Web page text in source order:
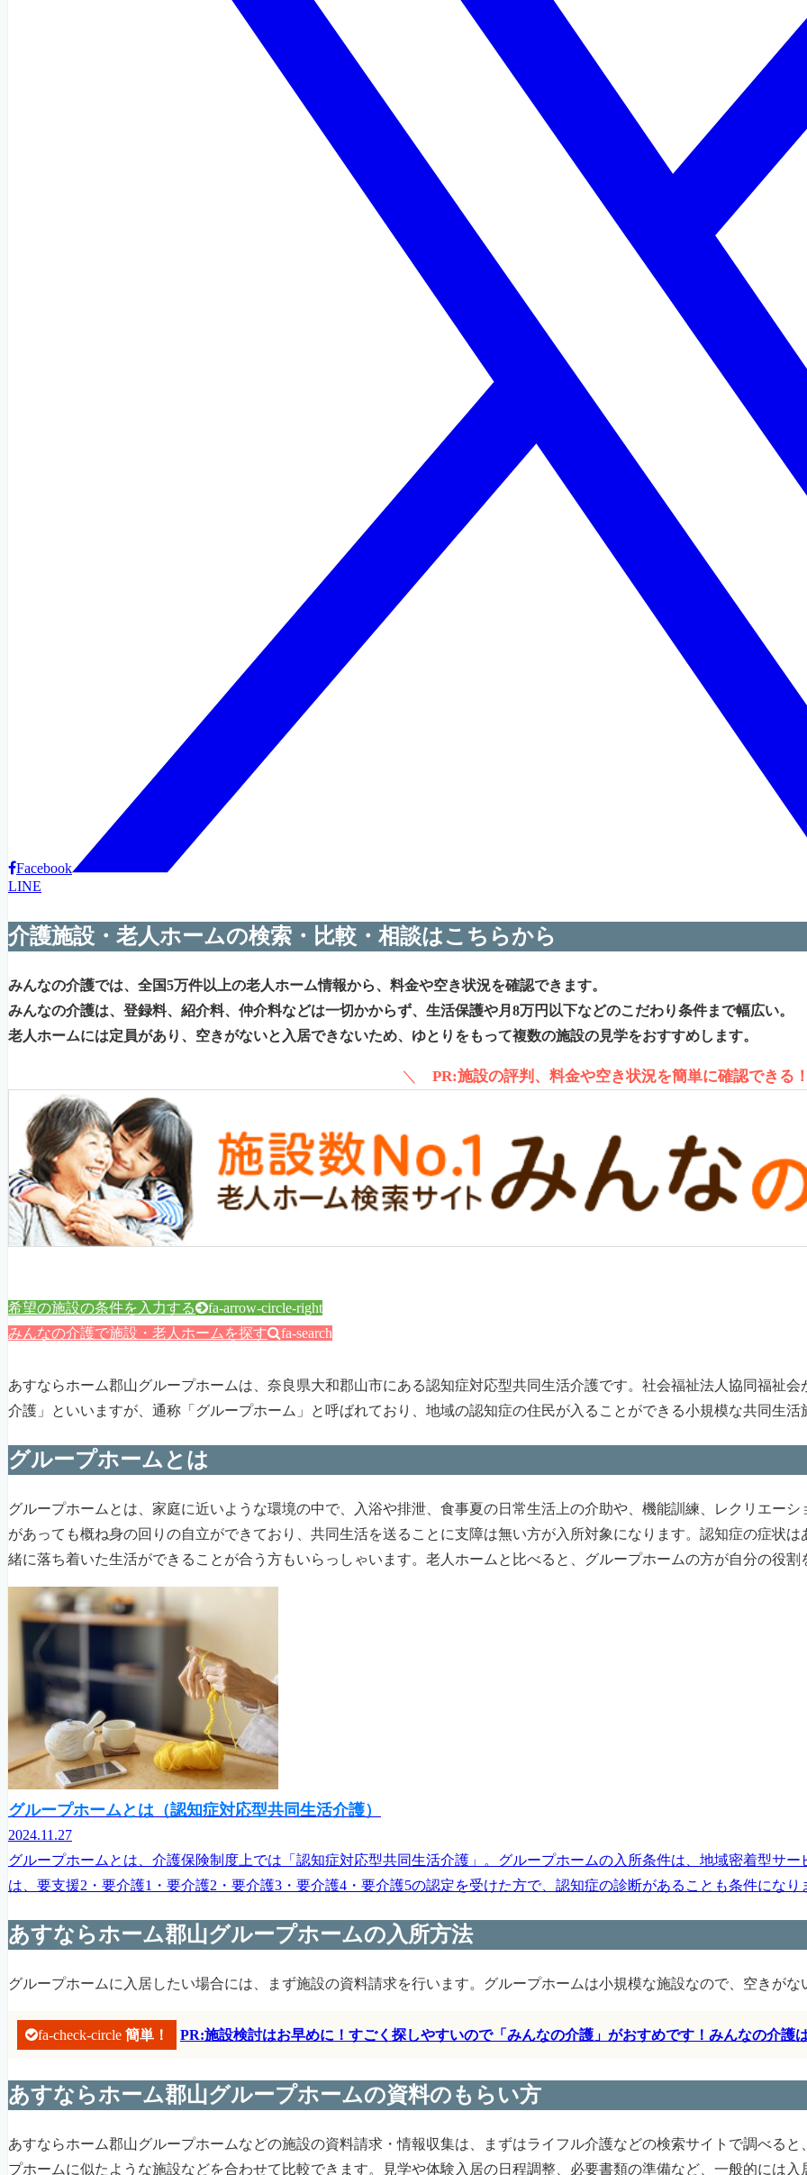
Facebook
LINE
介護施設・老人ホームの検索・比較・相談はこちらから
みんなの介護では、全国5万件以上の老人ホーム情報から、料金や空き状況を確認できます。
みんなの介護は、登録料、紹介料、仲介料などは一切かからず、生活保護や月8万円以下などのこだわり条件まで幅広い。
老人ホームには定員があり、空きがないと入居できないため、ゆとりをもって複数の施設の見学をおすすめします。
＼ PR:施設の評判、料金や空き状況を簡単に確認できる
希望の施設の条件を入力する fa-arrow-circle-right
みんなの介護で施設・老人ホームを探す fa-search
あすならホーム郡山グループホームは、奈良県大和郡山市にある認知症対応型共同生活介護です。社会福祉法人協同福祉
介護」といいますが、通称「グループホーム」と呼ばれており、地域の認知症の住民が入ることができる小規模な共同生活
グループホームとは
グループホームとは、家庭に近いような環境の中で、入浴や排泄、食事夏の日常生活上の介助や、機能訓練、レクリエー
があっても概ね身の回りの自立ができており、共同生活を送ることに支障は無い方が入所対象になります。認知症の症状
緒に落ち着いた生活ができることが合う方もいらっしゃいます。老人ホームと比べると、グループホームの方が自分の役
グループホームとは（認知症対応型共同生活介護）
2024.11.27
グループホームとは、介護保険制度上では「認知症対応型共同生活介護」。グループホームの入所条件は、地域密着型サ
は、要支援2・要介護1・要介護2・要介護3・要介護4・要介護5の認定を受けた方で、認知症の診断があることも条件になり
あすならホーム郡山グループホームの入所方法
グループホームに入居したい場合には、まず施設の資料請求を行います。グループホームは小規模な施設なので、空きがな
fa-check-circle 簡単！ PR:施設検討はお早めに！すごく探しやすいので「みんなの介護」がおすめです！みんなの介護
あすならホーム郡山グループホームの資料のもらい方
あすならホーム郡山グループホームなどの施設の資料請求・情報収集は、まずはライフル介護などの検索サイトで調べる
プホームに似たような施設などを合わせて比較できます。見学や体験入居の日程調整、必要書類の準備など、一般的には